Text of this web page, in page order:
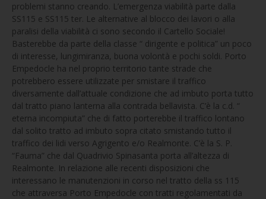
problemi stanno creando. L’emergenza viabilità parte dalla
SS115 e SS115 ter. Le alternative al blocco dei lavori o alla
paralisi della viabilità ci sono secondo il Cartello Sociale!
Basterebbe da parte della classe “ dirigente e politica” un poco
di interesse, lungimiranza, buona volontà e pochi soldi. Porto
Empedocle ha nel proprio territorio tante strade che
potrebbero essere utilizzate per smistare il traffico
diversamente dall’attuale condizione che ad imbuto porta tutto
dal tratto piano lanterna alla contrada bellavista. C’è la c.d. “
eterna incompiuta” che di fatto porterebbe il traffico lontano
dal solito tratto ad imbuto sopra citato smistando tutto il
traffico dei lidi verso Agrigento e/o Realmonte. C’è la S. P.
“Fauma” che dal Quadrivio Spinasanta porta all’altezza di
Realmonte. In relazione alle recenti disposizioni che
interessano le manutenzioni in corso nel tratto della ss 115
che attraversa Porto Empedocle con tratti regolamentati da